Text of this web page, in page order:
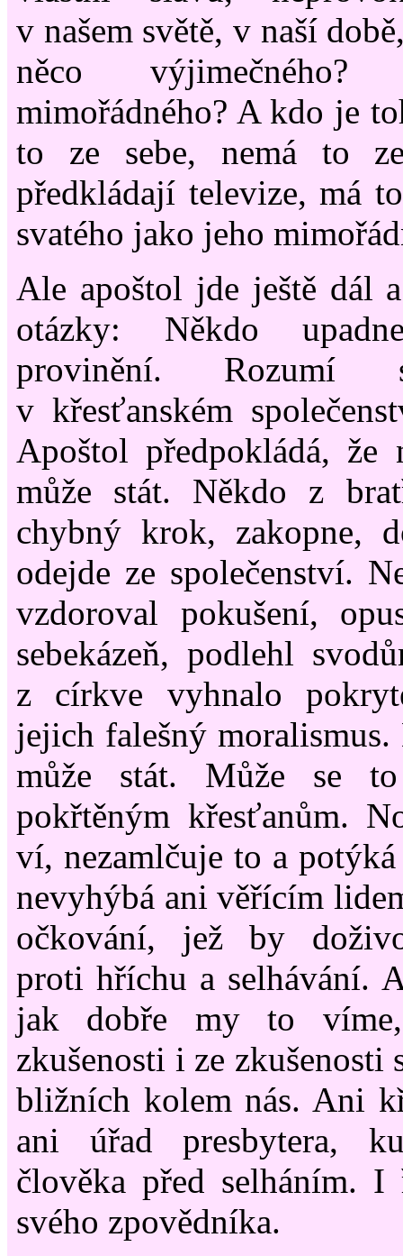
v našem světě, v naší
něco
mimořádného? A kdo je
to ze sebe, nemá to
předkládají televize, má
svatého jako jeho
Ale apoštol jde ještě dál
otázky: Někdo
provinění.
v křesťanském
Apoštol předpokládá, že
může stát. Někdo z
chybný krok, zakopne,
odejde ze společenství.
vzdoroval pokušení,
sebekázeň, podlehl
z církve vyhnalo
jejich falešný moralismus.
může stát. Může se
pokřtěným křesťanům.
ví, nezamlčuje to a
nevyhýbá ani věřícím
očkování, jež by
proti hříchu a selhávání.
jak dobře my to
zkušenosti i ze
bližních kolem nás. Ani
ani úřad presbytera,
člověka před selháním. I
svého zpovědníka.